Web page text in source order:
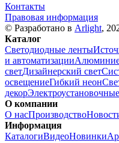
Контакты
Правовая информация
© Разработано в Arlight,
Каталог
Светодиодные ленты
и автоматизации
светДизайнерский свет
освещениеГибкий неон
декор
О компании
О насПроизводство
Информация
КаталогиВидеоНовинки